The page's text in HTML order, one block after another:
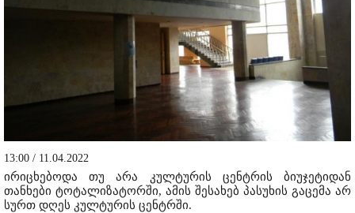
13:00 / 11.04.2022
ირიცხებოდა თუ არა კულტურის ცენტრის ბიუჯეტიდან
თანხები ტოტალიზატორში, ამის შესახებ პასუხის გაცემა არ
სურთ დღეს კულტურის ცენტრში.